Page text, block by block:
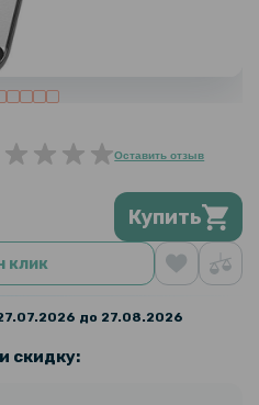
Оставить отзыв
Купить
клик
до 27.08.2026
скидку: